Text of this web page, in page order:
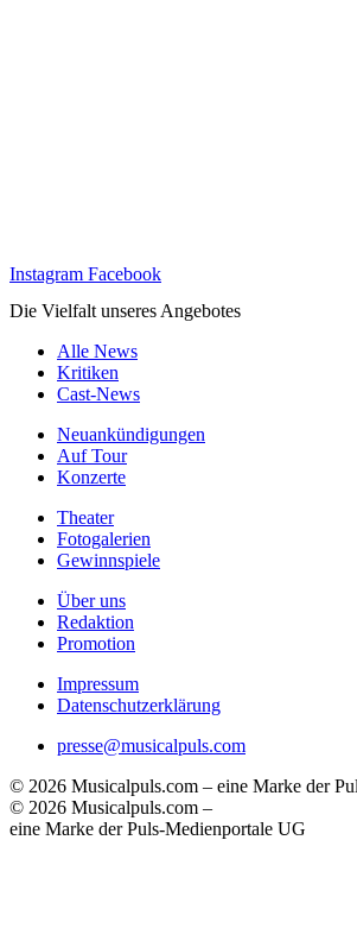
Instagram Facebook
Die Vielfalt unseres Angebotes
Alle News
Kritiken
Cast-News
Neuankündigungen
Auf Tour
Konzerte
Theater
Fotogalerien
Gewinnspiele
Über uns
Redaktion
Promotion
Impressum
Datenschutzerklärung
presse@musicalpuls.com
© 2026 Musicalpuls.com – eine Marke der
© 2026 Musicalpuls.com –
eine Marke der Puls-Medienportale UG